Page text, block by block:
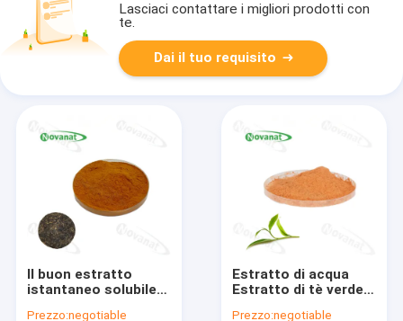
Lasciaci contattare i migliori prodotti con
te.
Dai il tuo requisito
Il buon estratto
istantaneo solubile
Prezzo:negotiable
Estratto di acqua
Estratto di tè verde
Prezzo:negotiable